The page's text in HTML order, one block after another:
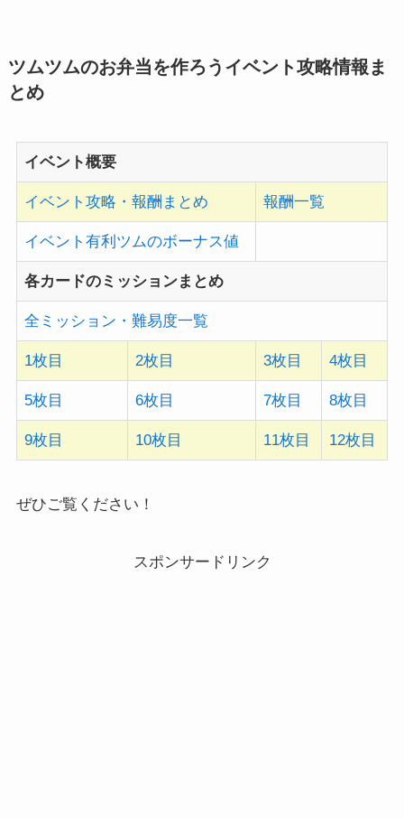
ツムツムのお弁当を作ろうイベント攻略情報ま
とめ
イベント概要
イベント攻略・報酬まとめ 報酬一覧
イベント有利ツムのボーナス値
各カードのミッションまとめ
全ミッション・難易度一覧
1枚目 2枚目 3枚目 4枚目
5枚目 6枚目 7枚目 8枚目
9枚目 10枚目 11枚目 12枚目
ぜひご覧ください！
スポンサードリンク